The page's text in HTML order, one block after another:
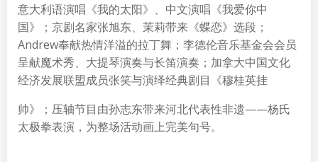
意大利语演唱《我的太阳》、中文演唱《我爱你中
国》；京剧名家张旭东、茉莉带来《蝶恋》选段；
Andrew奉献热情洋溢的拉丁舞；李德伦音乐基金会会员
呈献魔术秀、大提琴演奏与长笛演奏；加拿大中国文化
经济发展联盟成员张笑与演绎经典剧目《穆桂英挂
帅》；压轴节目由孙志东带来河北代表性非遗——杨氏
太极拳表演，为整场活动画上完美句号。